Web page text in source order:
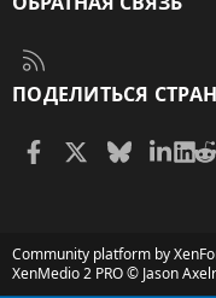
ПОДЕЛИТЬСЯ
FacebookX (Twitter)
Bluesky
Community platform by
XenMedio 2 PRO© Jason